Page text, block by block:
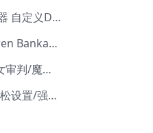
DNS Pro 更改器 自定义DNS修改
千恋万花/Senren Banka/安卓版
魔法少女的魔女审判/魔法少女ノ魔女裁判
Windows11轻松设置/强力禁止WD等/兼容Win10